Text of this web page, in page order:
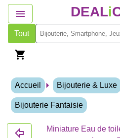
DEALi
Tout
Accueil Bijouterie & Luxe
Bijouterie Fantaisie
Miniature Eau de